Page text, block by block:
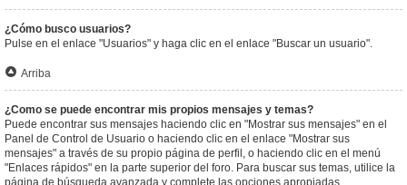
¿Cómo busco usuarios?
Pulse en el enlace "Usuarios" y haga clic en el enlace "Buscar un usuario".
Arriba
¿Como se puede encontrar mis propios mensajes y temas?
Puede encontrar sus mensajes haciendo clic en "Mostrar sus mensajes" en el
Panel de Control de Usuario o haciendo clic en el enlace "Mostrar sus
mensajes" a través de su propio página de perfil, o haciendo clic en el menú
"Enlaces rápidos" en la parte superior del foro. Para buscar sus temas, utilice la
página de búsqueda avanzada y complete las opciones apropiadas.